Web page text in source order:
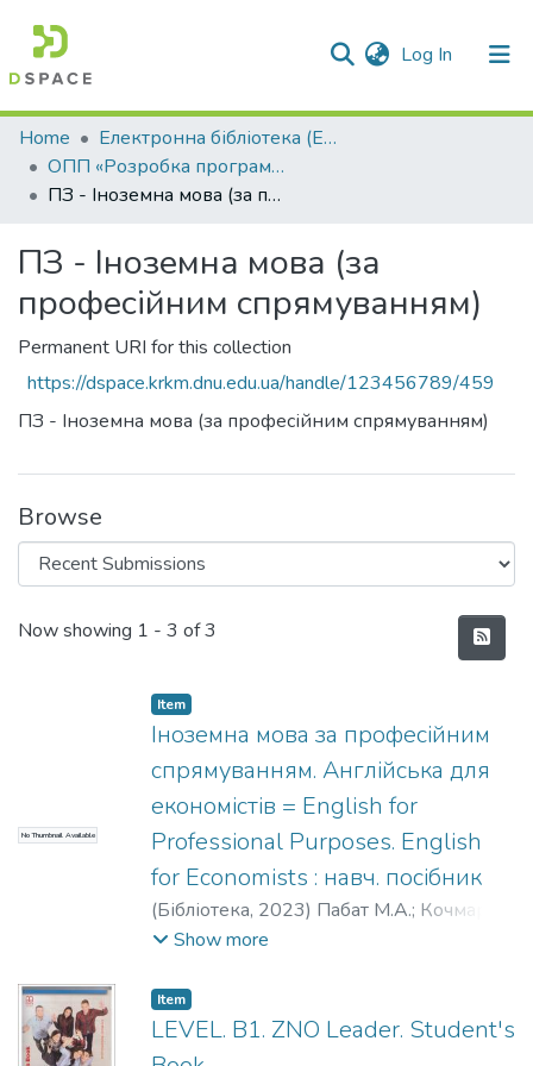
Log In (current)
Communities & Collections
All of DSpace
Home
Електронна бібліотека (E-Book)
ОПП «Розробка програмного забезпечення»
ПЗ - Іноземна мова (за професійним спрямуванням)
ПЗ - Іноземна мова (за
професійним спрямуванням)
Permanent URI for this collection
https://dspace.krkm.dnu.edu.ua/handle/123456789/459
ПЗ - Іноземна мова (за професійним спрямуванням)
Browse
Recent Submissions
Now showing 1 - 3 of 3
No Thumbnail Available
Item
Іноземна мова за професійним
спрямуванням. Англійська для
економістів = English for
Professional Purposes. English
for Economists : навч. посібник
(Бібліотека, 2023) Пабат М.А.; Кочмар
Д.А.;Оверчук О.В.
Show more
Item
LEVEL. B1. ZNO Leader. Student's